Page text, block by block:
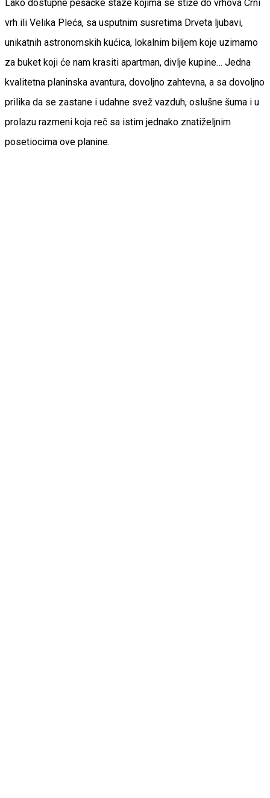
Lako dostupne pešačke staze kojima se stiže do vrhova Crni
vrh ili Velika Pleća, sa usputnim susretima Drveta ljubavi,
unikatnih astronomskih kućica, lokalnim biljem koje uzimamo
za buket koji će nam krasiti apartman, divlje kupine… Jedna
kvalitetna planinska avantura, dovoljno zahtevna, a sa dovoljno
prilika da se zastane i udahne svež vazduh, oslušne šuma i u
prolazu razmeni koja reč sa istim jednako znatiželjnim
posetiocima ove planine.